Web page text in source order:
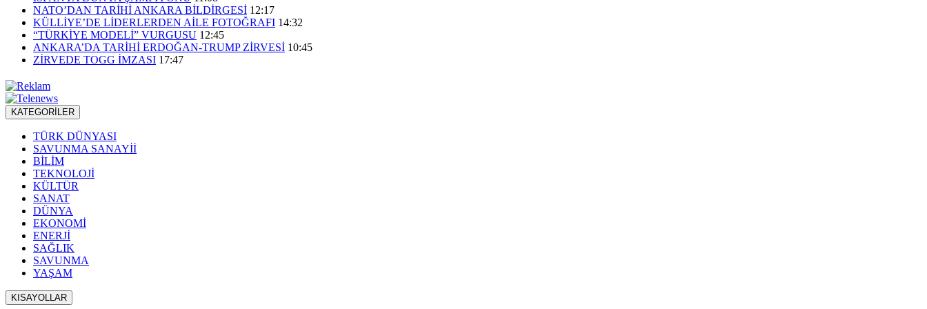
NATO’DAN TARİHİ ANKARA BİLDİRGESİ 12:17
KÜLLİYE’DE LİDERLERDEN AİLE FOTOĞRAFI 14:32
“TÜRKİYE MODELİ” VURGUSU 12:45
ANKARA’DA TARİHİ ERDOĞAN-TRUMP ZİRVESİ 10:45
ZİRVEDE TOGG İMZASI 17:47
KATEGORİLER
TÜRK DÜNYASI
SAVUNMA SANAYİİ
BİLİM
TEKNOLOJİ
KÜLTÜR
SANAT
DÜNYA
EKONOMİ
ENERJİ
SAĞLIK
SAVUNMA
YAŞAM
KISAYOLLAR